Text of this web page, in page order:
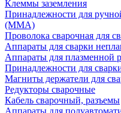
Клеммы заземления
Принадлежности для
(MMA)
Проволока сварочная для
Аппараты для сварки
Аппараты для плазменной
Принадлежности для
Магниты держатели для
Редукторы сварочные
Кабель сварочный, разъемы
Аппараты для